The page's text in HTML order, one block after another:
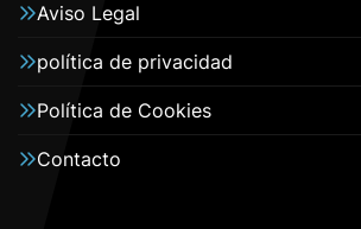
Aviso Legal
política de privacidad
Política de Cookies
Contacto